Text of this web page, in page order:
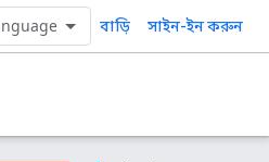
বাড়ি সাইন-ইন করুন